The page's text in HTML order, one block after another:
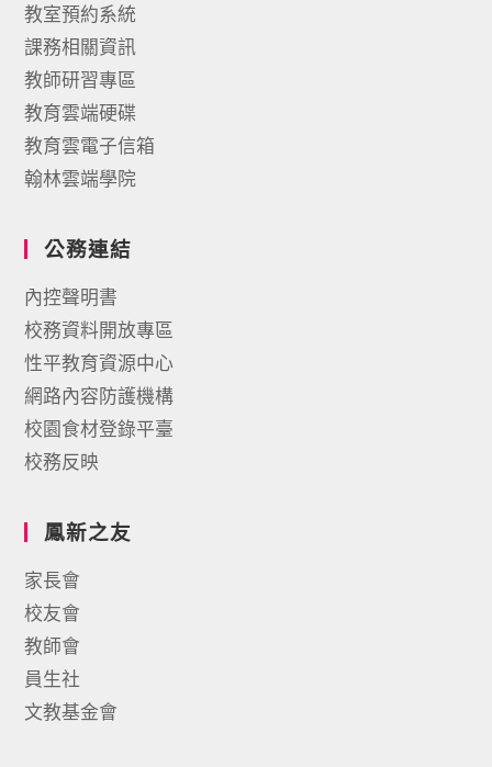
教室預約系統
課務相關資訊
教師研習專區
教育雲端硬碟
教育雲電子信箱
翰林雲端學院
公務連結
內控聲明書
校務資料開放專區
性平教育資源中心
網路內容防護機構
校園食材登錄平臺
校務反映
鳳新之友
家長會
校友會
教師會
員生社
文教基金會